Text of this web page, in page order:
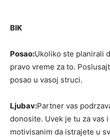
BIK
Posao:Ukoliko ste planirali
pravo vreme za to.
posao u vasoj struci.
Ljubav:Partner vas
donosite. Uvek je tu za vas
motivisanim da istrajete u